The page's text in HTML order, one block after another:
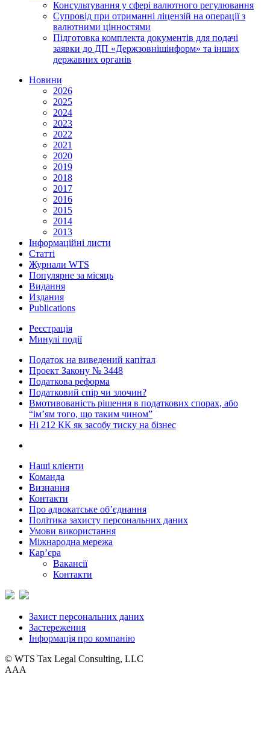
Консультування у сфері валютного регулювання
Супровід при отриманні ліцензій на операції з
валютними цінностями
Підготовка комплекта документів для подачі
заявки до ДП «Держзовнішінформ» та інших
державних органів
Новини
2026
2025
2024
2023
2022
2021
2020
2019
2018
2017
2016
2015
2014
2013
Інформаційні листи
Статті
Журнали WTS
Популярне за місяць
Видання
Издания
Publications
Реєстрація
Минулі події
Податок на виведений капітал
Проект Закону № 3448
Податкова реформа
Податковий спір чи злочин?
Вмотивованість рішення в податкових спорах, або
“ім’ям того, що таким чином”
Ні 212 КК як засобу тиску на бізнес
Наші клієнти
Команда
Визнання
Контакти
Про адвокатське об’єднання
Політика захисту персональних даних
Умови використання
Міжнародна мережа
Кар’єра
Вакансії
Контакти
Захист персональних даних
Застереження
Інформація про компанію
© WTS Tax Legal Consulting, LLC
AAA